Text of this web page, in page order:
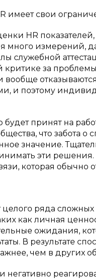
имеет свои
HR показателей,
много измерений,
служебной
критике за
вообще
и поэтому
принят на
что забота
значение.
эти решения.
которая обычно
ряда
как личная
ожидания,
В результате
чем в других
негативно